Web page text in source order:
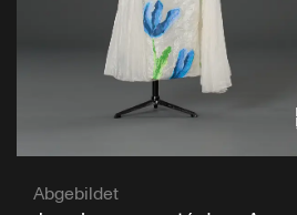
Abgebildet